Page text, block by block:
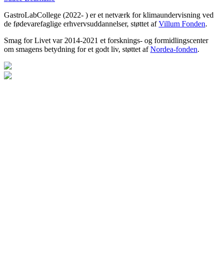
GastroLabCollege (2022- ) er et netværk for klimaundervisning ved
de fødevarefaglige erhvervsuddannelser, støttet afVillum Fonden.
Smag for Livet var 2014-2021 et forsknings- og formidlingscenter
om smagens betydning for et godt liv, støttet afNordea-fonden.